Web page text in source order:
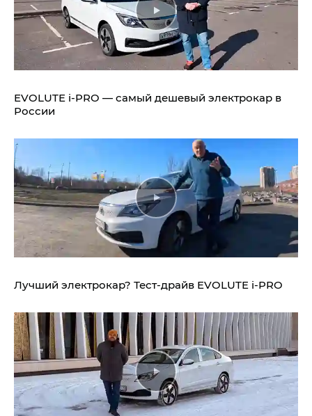
EVOLUTE i‑PRO — самый дешевый электрокар в
России
Лучший электрокар? Тест-драйв EVOLUTE i‑PRO